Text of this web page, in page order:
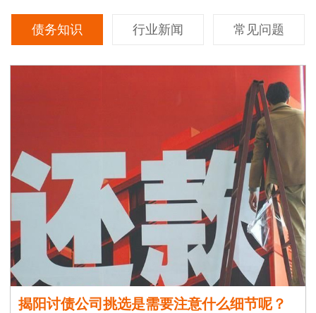
债务知识 行业新闻 常见问题
揭阳讨债公司挑选是需要注意什么细节呢？